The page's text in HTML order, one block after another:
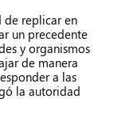
de replicar en
un precedente
y organismos
de manera
a las
la autoridad